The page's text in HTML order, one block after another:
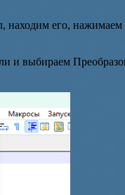
находим его, нажимаем
и выбираем